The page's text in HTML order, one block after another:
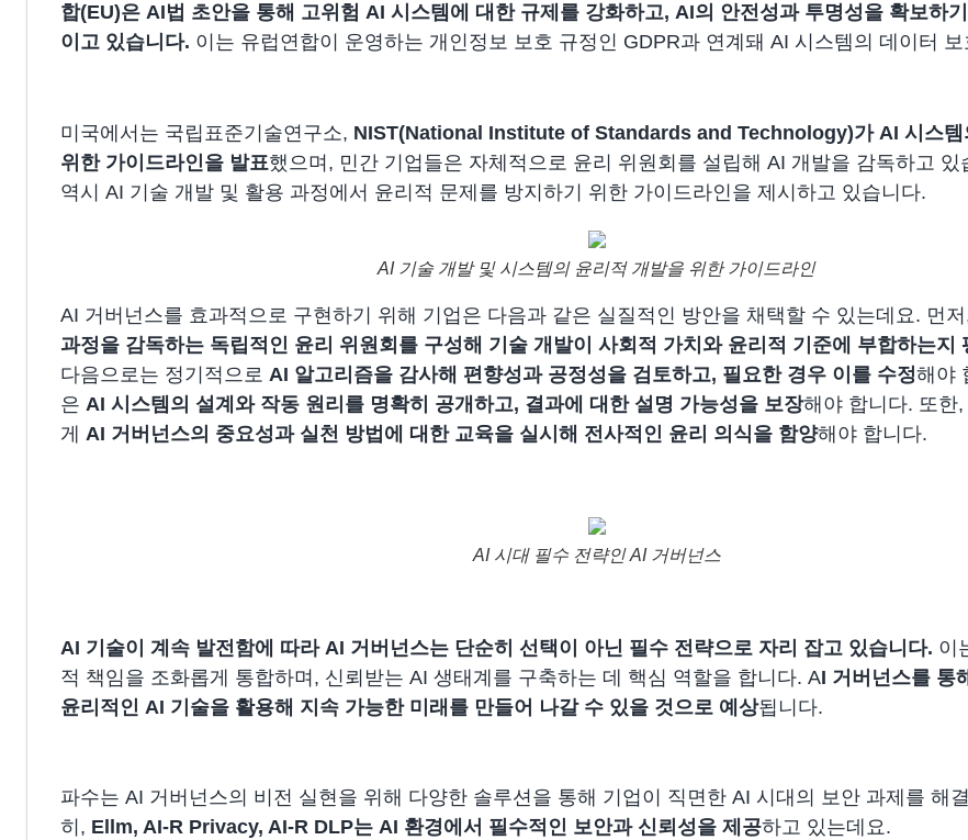
합(EU)은 AI법 초안을 통해 고위험 AI 시스템에 대한 규제를 강화하고, AI의 안전성과 투명성을 확보하
이고 있습니다. 이는 유럽연합이 운영하는 개인정보 보호 규정인 GDPR과 연계돼 AI 시스템의 데이터
미국에서는 국립표준기술연구소, NIST(National Institute of Standards and Technology)가 AI 시스템
위한 가이드라인을 발표했으며, 민간 기업들은 자체적으로 윤리 위원회를 설립해 AI 개발을 감독하고 있
역시 AI 기술 개발 및 활용 과정에서 윤리적 문제를 방지하기 위한 가이드라인을 제시하고 있습니다.
AI 기술 개발 및 시스템의 윤리적 개발을 위한 가이드라인
AI 거버넌스를 효과적으로 구현하기 위해 기업은 다음과 같은 실질적인 방안을 채택할 수 있는데요. 먼
과정을 감독하는 독립적인 윤리 위원회를 구성해 기술 개발이 사회적 가치와 윤리적 기준에 부합하는지
다음으로는 정기적으로 AI 알고리즘을 감사해 편향성과 공정성을 검토하고, 필요한 경우 이를 수정해야
은 AI 시스템의 설계와 작동 원리를 명확히 공개하고, 결과에 대한 설명 가능성을 보장해야 합니다. 또한
게 AI 거버넌스의 중요성과 실천 방법에 대한 교육을 실시해 전사적인 윤리 의식을 함양해야 합니다.
AI 시대 필수 전략인 AI 거버넌스
AI 기술이 계속 발전함에 따라 AI 거버넌스는 단순히 선택이 아닌 필수 전략으로 자리 잡고 있습니다. 이
적 책임을 조화롭게 통합하며, 신뢰받는 AI 생태계를 구축하는 데 핵심 역할을 합니다. AI 거버넌스를 통
윤리적인 AI 기술을 활용해 지속 가능한 미래를 만들어 나갈 수 있을 것으로 예상됩니다.
파수는 AI 거버넌스의 비전 실현을 위해 다양한 솔루션을 통해 기업이 직면한 AI 시대의 보안 과제를 해
히, Ellm, AI-R Privacy, AI-R DLP는 AI 환경에서 필수적인 보안과 신뢰성을 제공하고 있는데요.